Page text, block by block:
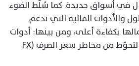
في أسواق جديدة. كما سُلّط الضوء
والأدوات المالية التي تدعم
بكفاءة أعلى، ومن بينها: أدوات
تمويل التجارة وآليات التحوّط من مخاطر سعر الصرف (FX